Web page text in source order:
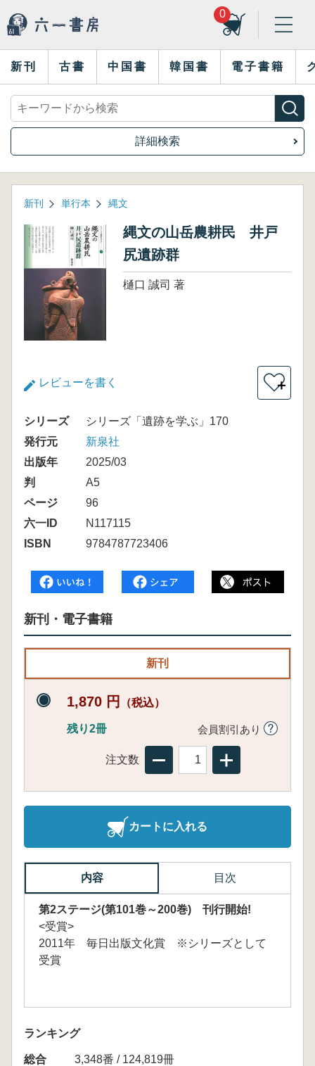
0
新刊 古書 中国書 韓国書 電子書籍
詳細検索
新刊 単行本 縄文
縄文の山岳農耕民 井戸
尻遺跡群
樋口 誠司 著
レビューを書く ＋
シリーズ
シリーズ「遺跡を学ぶ」170
発行元
新泉社
出版年
2025/03
判
A5
ページ
96
六一ID
N117115
ISBN
9784787723406
新刊・電子書籍
新刊
1,870 円 （税込）
残り2冊 会員割引あり
注文数
カートに入れる
内容 目次
第2ステージ(第101巻～200巻) 刊行開始!
<受賞>
2011年 毎日出版文化賞 ※シリーズとして
受賞
ランキング
総合
3,348番 / 124,819冊